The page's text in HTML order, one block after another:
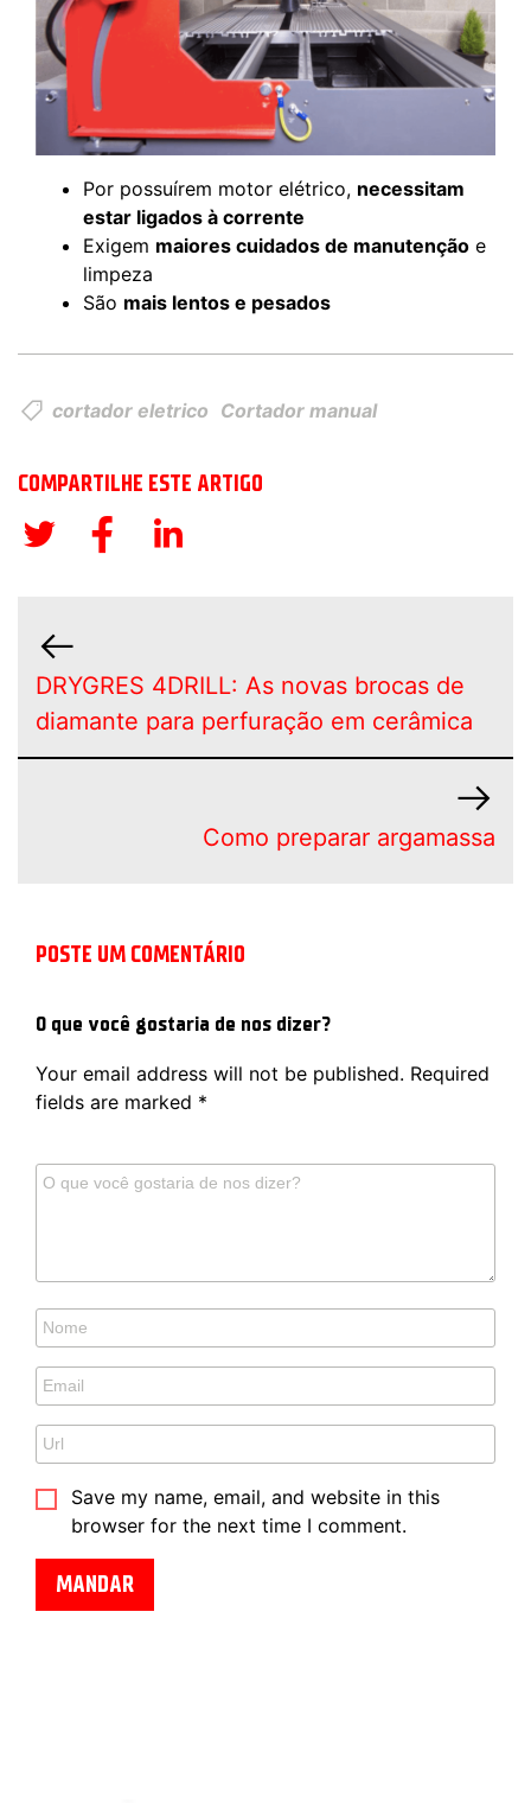
Por possuírem motor elétrico, necessitam
estar ligados à corrente
Exigem maiores cuidados de manutenção e
limpeza
São mais lentos e pesados
cortador eletrico Cortador manual
COMPARTILHE ESTE ARTIGO
DRYGRES 4DRILL: As novas brocas de
diamante para perfuração em cerâmica
Como preparar argamassa
POSTE UM COMENTÁRIO
O que você gostaria de nos dizer?
Your email address will not be published. Required
fields are marked *
Save my name, email, and website in this
browser for the next time I comment.